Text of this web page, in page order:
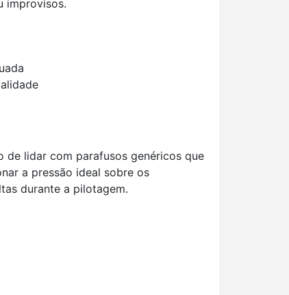
improvisos.
de lidar com parafusos genéricos que
a pressão ideal sobre os
durante a pilotagem.